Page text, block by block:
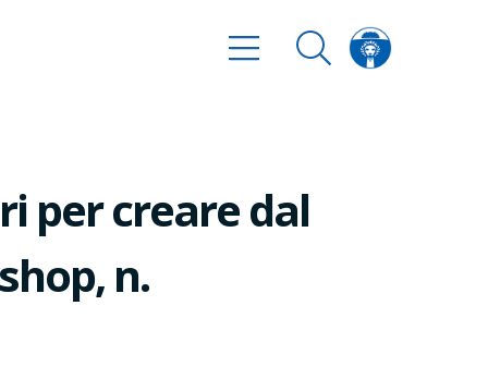
per creare dal
n.